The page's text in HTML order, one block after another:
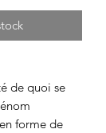
de quoi se
forme de